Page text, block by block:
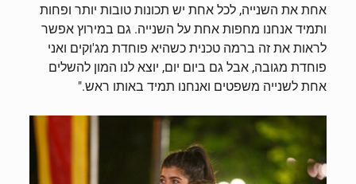
אחת את השנייה, לכל אחת יש תכונות טובות יותר ופחות
ותמיד אנחנו מחפות אחת על השנייה. גם במירוץ אפשר
לראות את זה ברמה טכנית כשהיא פוחדת מג'וקים ואני
פוחדת מגובה, אבל גם ביום יום, יוצא לנו המון להשלים
אחת לשנייה משפטים ואנחנו תמיד באותו ראש."